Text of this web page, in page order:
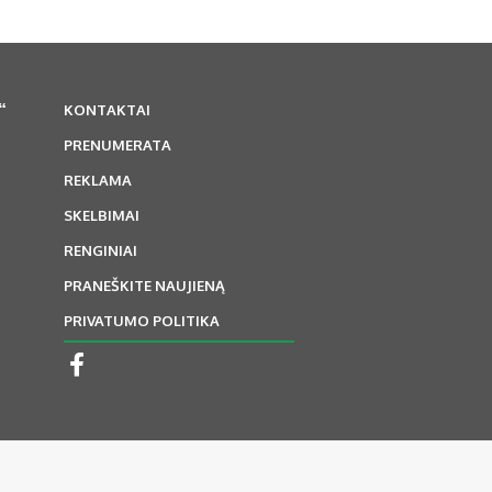
KONTAKTAI
PRENUMERATA
REKLAMA
SKELBIMAI
RENGINIAI
PRANEŠKITE NAUJIENĄ
PRIVATUMO POLITIKA